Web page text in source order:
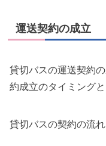
運送契約の成立
貸切バスの運送契約
約成立のタイミング
貸切バスの契約の流